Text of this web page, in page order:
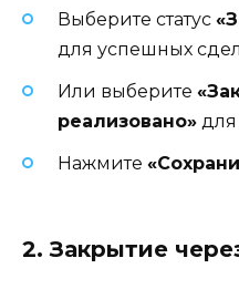
Выберите статус
для успешных
Или выберите
реализовано»
Нажмите
2. Закрытие